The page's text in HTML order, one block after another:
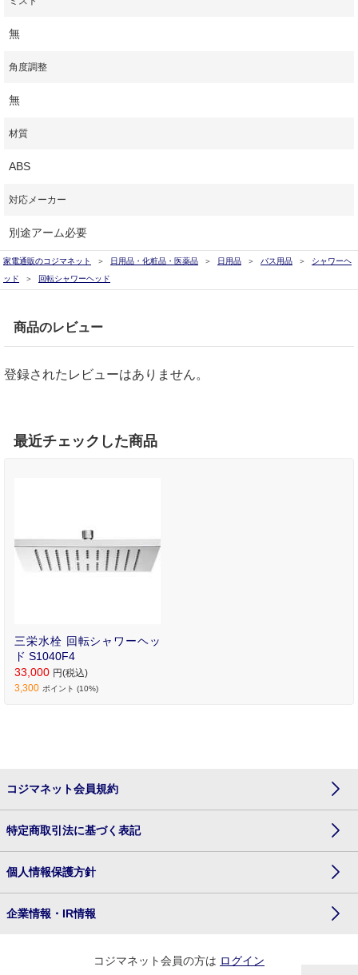
無
角度調整
無
材質
ABS
対応メーカー
別途アーム必要
家電通販のコジマネット 日用品・化粧品・医薬品 日用品 バス用品
シャワーヘ
ッド
回転シャワーヘッド
商品のレビュー
登録されたレビューはありません。
最近チェックした商品
三栄水栓 回転シャワーヘッ
ド S1040F4
33,000 円(税込)
3,300 ポイント (10%)
コジマネット会員規約
特定商取引法に基づく表記
個人情報保護方針
企業情報・IR情報
コジマネット会員の方は ログイン